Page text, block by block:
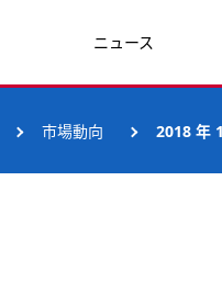
ニュース
市場動向 2018 年